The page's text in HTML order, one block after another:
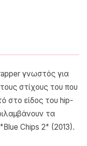
γνωστός για
στίχους του που
στο είδος του hip-
τα
Chips 2" (2013).